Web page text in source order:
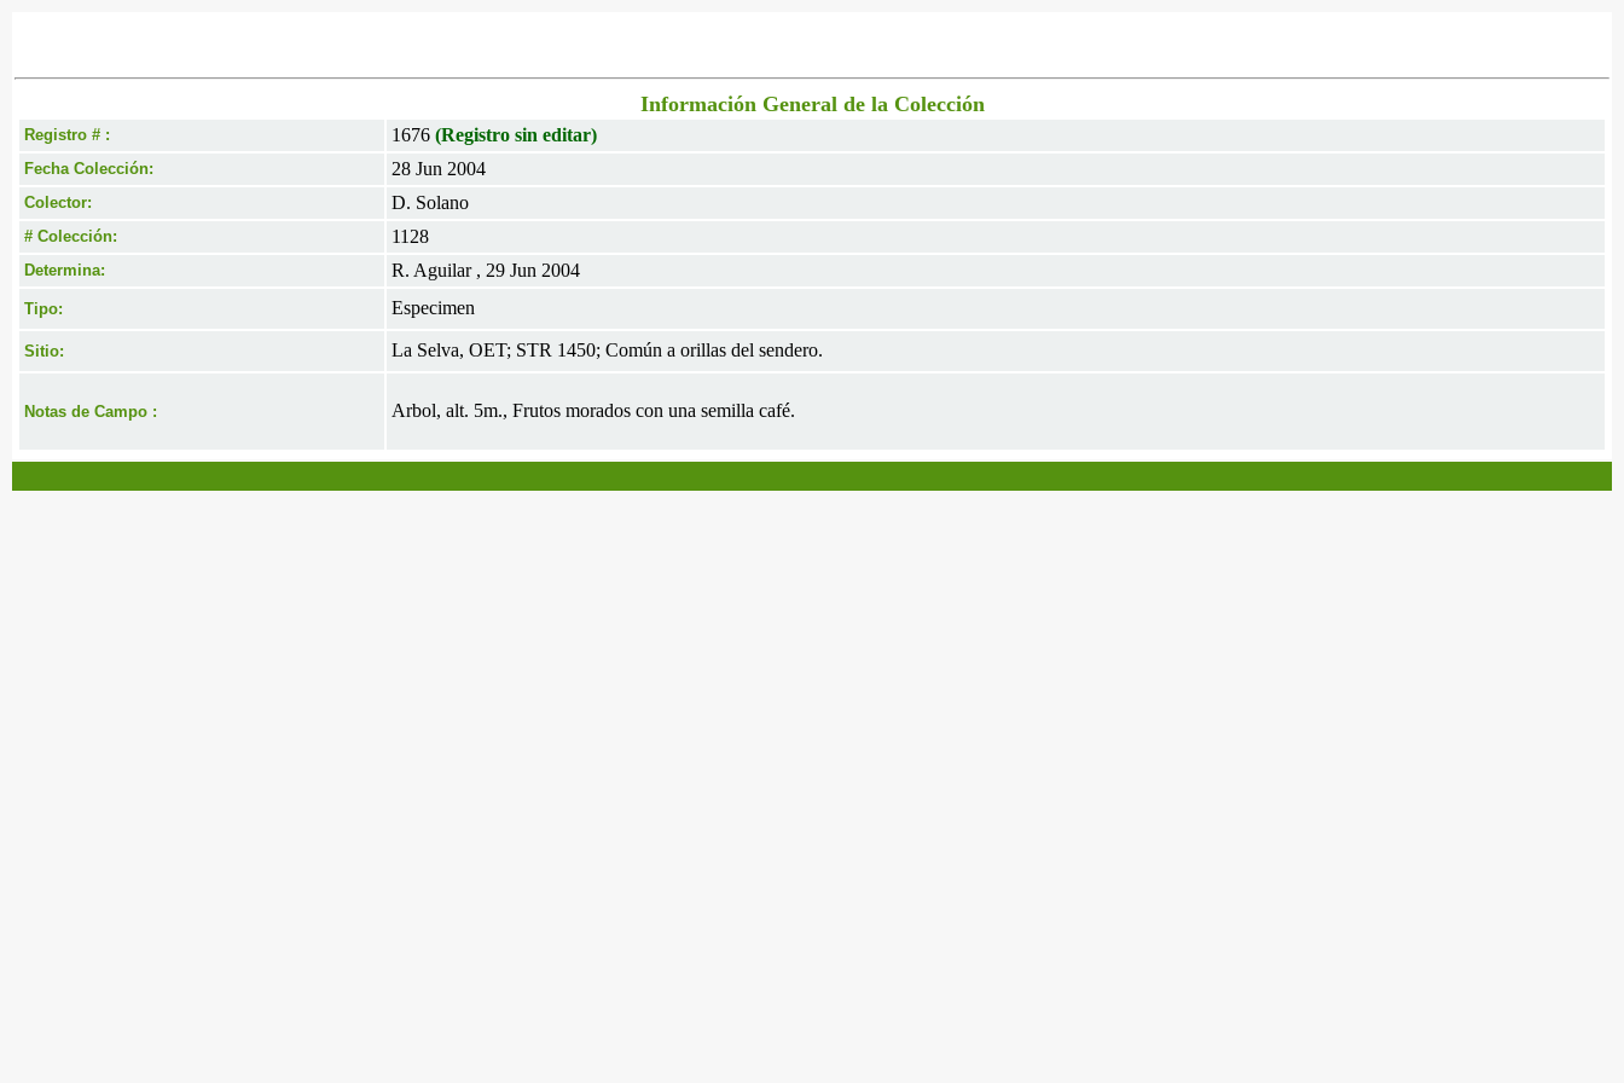
Información General de la Colección
Registro # : 1676 (Registro sin editar)
Fecha Colección: 28 Jun 2004
Colector: D. Solano
# Colección: 1128
Determina: R. Aguilar , 29 Jun 2004
Tipo: Especimen
Sitio: La Selva, OET; STR 1450; Común a orillas del sendero.
Notas de Campo : Arbol, alt. 5m., Frutos morados con una semilla café.